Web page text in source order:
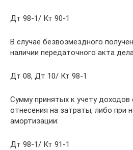
Дт 98-1/ Кт 90-1
В случае безвозмездного
наличии передаточного акта
Дт 08, Дт 10/ Кт 98-1
Сумму принятых к учету
отнесения на затраты, либо при
амортизации:
Дт 98-1/ Кт 91-1